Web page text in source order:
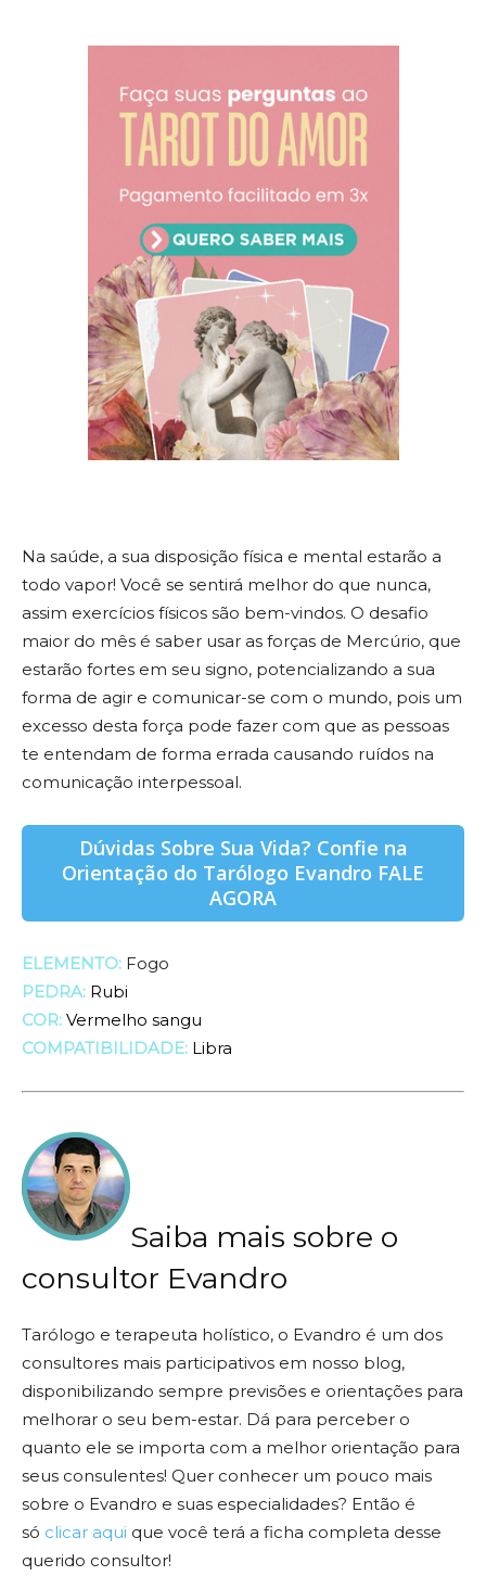
Na saúde, a sua disposição física e mental estarão a
todo vapor! Você se sentirá melhor do que nunca,
assim exercícios físicos são bem-vindos. O desafio
maior do mês é saber usar as forças de Mercúrio, que
estarão fortes em seu signo, potencializando a sua
forma de agir e comunicar-se com o mundo, pois um
excesso desta força pode fazer com que as pessoas
te entendam de forma errada causando ruídos na
comunicação interpessoal.
Dúvidas Sobre Sua Vida? Confie na
Orientação do Tarólogo Evandro FALE
AGORA
ELEMENTO: Fogo
PEDRA: Rubi
COR: Vermelho sangu
COMPATIBILIDADE: Libra
Saiba mais sobre o
consultor Evandro
Tarólogo e terapeuta holístico, o Evandro é um dos
consultores mais participativos em nosso blog,
disponibilizando sempre previsões e orientações para
melhorar o seu bem-estar. Dá para perceber o
quanto ele se importa com a melhor orientação para
seus consulentes! Quer conhecer um pouco mais
sobre o Evandro e suas especialidades? Então é
só clicar aqui que você terá a ficha completa desse
querido consultor!